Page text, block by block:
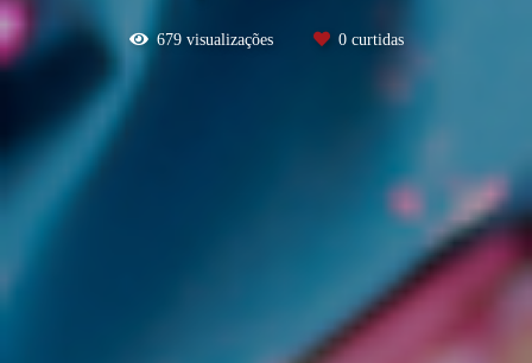
679visualizações 0curtidas